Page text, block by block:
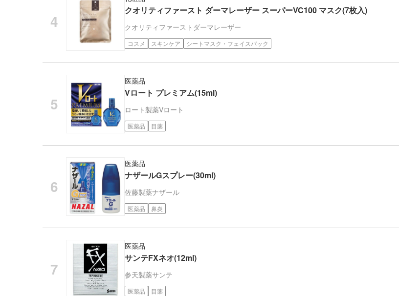
クオリティファースト ダーマレーザー スーパーVC100 マスク(7枚入)
クオリティファースト ダーマレーザー
コスメ スキンケア シートマスク・フェイスパック
医薬品
Vロート プレミアム(15ml)
ロート製薬Vロート
医薬品 目薬
医薬品
ナザールGスプレー(30ml)
佐藤製薬ナザール
医薬品 鼻炎
医薬品
サンテFXネオ(12ml)
参天製薬サンテ
医薬品 目薬